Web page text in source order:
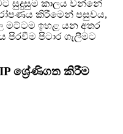
සුදුසුම කාලය වන්නේ
කිරීමෙන් පසුවය,
මට්ටම ඉහළ යන අතර
පිටාර ගැලීමට
IP ශ්‍රේණිගත කිරීම